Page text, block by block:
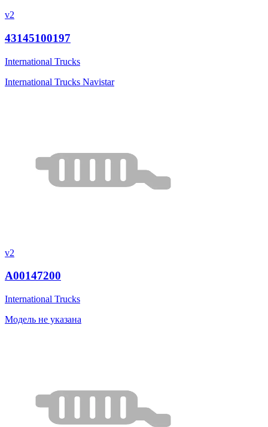
v2
43145100197
International Trucks
International Trucks Navistar
v2
A00147200
International Trucks
Модель не указана